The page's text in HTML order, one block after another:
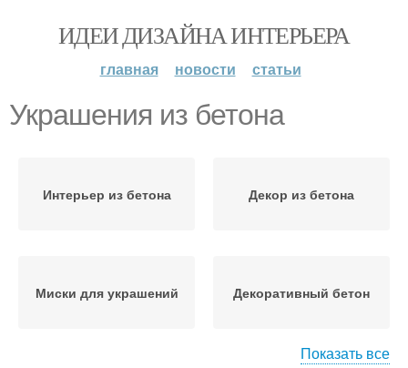
ИДЕИ ДИЗАЙНА ИНТЕРЬЕРА
главная новости статьи
Украшения из бетона
Интерьер из бетона Декор из бетона
Миски для украшений Декоративный бетон
Показать все